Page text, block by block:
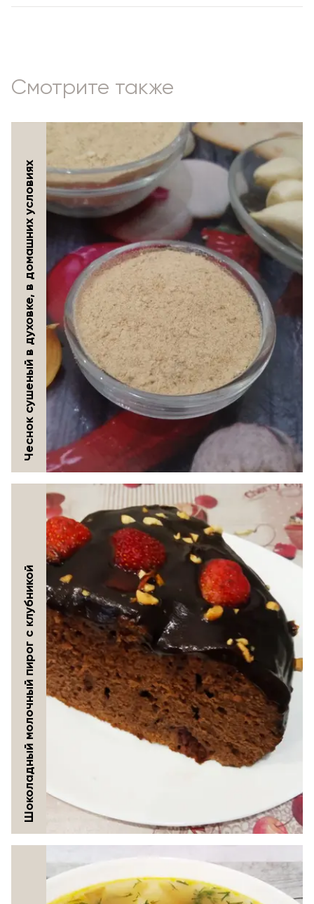
Смотрите также
Чеснок сушеный в духовке, в домашних условиях
Шоколадный молочный пирог с клубникой